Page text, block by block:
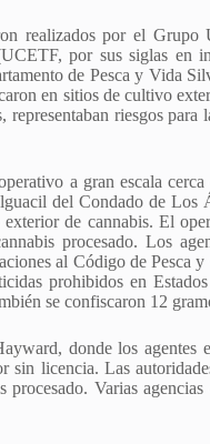
realizados por el
por sus siglas en
de Pesca y Vida
en sitios de cultivo
riesgos
a gran escala cerca
del Condado de Los
de cannabis. El
procesado. Los
al Código de Pesca
prohibidos en
se confiscaron 12
donde los agentes
sin licencia. Las
Varias